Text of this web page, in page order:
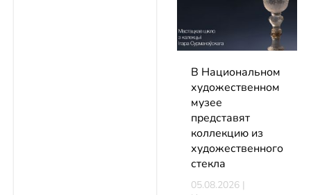
В Национальном
художественном
музее
представят
коллекцию из
художественного
стекла
05.08.2026 |